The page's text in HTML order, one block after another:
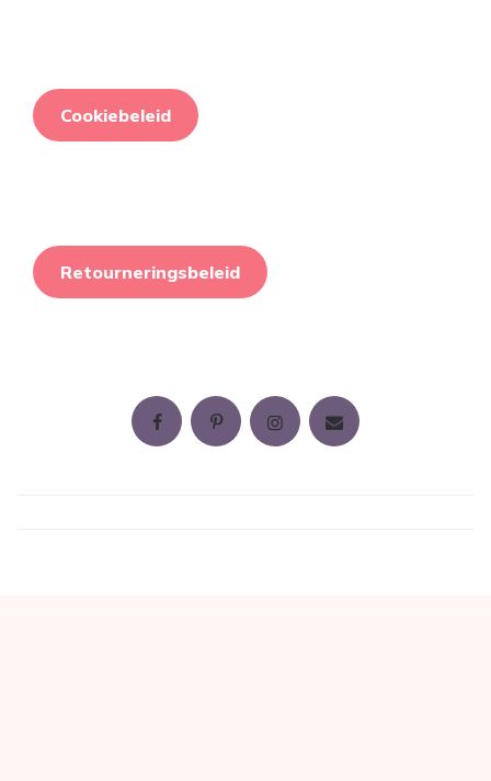
Cookiebeleid
Retourneringsbeleid